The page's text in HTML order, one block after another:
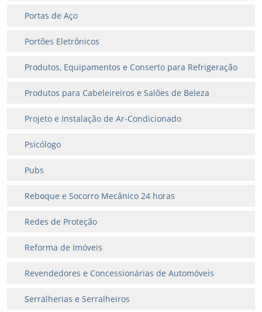
Portas de Aço
Portões Eletrônicos
Produtos, Equipamentos e Conserto para Refrigeração
Produtos para Cabeleireiros e Salões de Beleza
Projeto e Instalação de Ar-Condicionado
Psicólogo
Pubs
Reboque e Socorro Mecânico 24 horas
Redes de Proteção
Reforma de Imóveis
Revendedores e Concessionárias de Automóveis
Serralherias e Serralheiros